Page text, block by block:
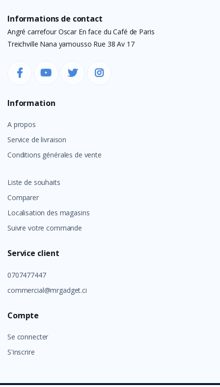
Informations de contact
Angré carrefour Oscar En face du Café de Paris
Treichville Nana yamousso Rue 38 Av 17
Information
A propos
Service de livraison
Conditions générales de vente
Liste de souhaits
Comparer
Localisation des magasins
Suivre votre commande
Service client
0707477447
commercial@mrgadget.ci
Compte
Se connecter
S'inscrire